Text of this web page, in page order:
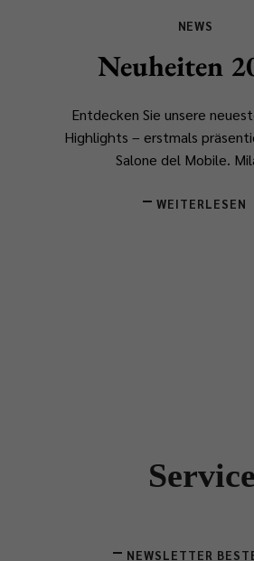
NEWS
Neuheiten
Entdecken Sie unsere
Highlights – erstmals
Salone del Mobile.
WEITERLESEN
Service
NEWSLETTER